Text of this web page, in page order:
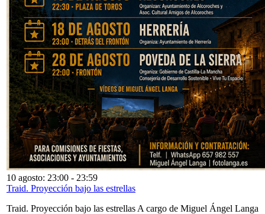
10 agosto: 23:00 - 23:59
Traid. Proyección bajo las estrellas
Traid. Proyección bajo las estrellas A cargo de Miguel Ángel Langa